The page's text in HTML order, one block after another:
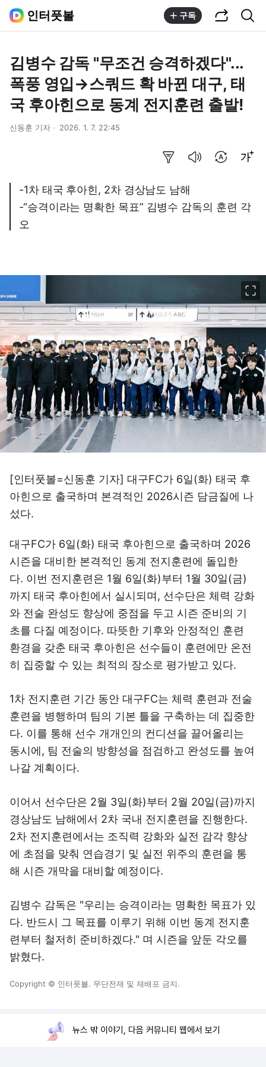
인터풋볼 구독
김병수 감독 "무조건 승격하겠다"...
폭풍 영입→스쿼드 확 바뀐 대구, 태
국 후아힌으로 동계 전지훈련 출발!
신동훈 기자 2026. 1. 7. 22:45
-1차 태국 후아힌, 2차 경상남도 남해
-“승격이라는 명확한 목표” 김병수 감독의 훈련 각
오
[인터풋볼=신동훈 기자] 대구FC가 6일(화) 태국 후
아힌으로 출국하며 본격적인 2026시즌 담금질에 나
섰다.
대구FC가 6일(화) 태국 후아힌으로 출국하며 2026
시즌을 대비한 본격적인 동계 전지훈련에 돌입한
다. 이번 전지훈련은 1월 6일(화)부터 1월 30일(금)
까지 태국 후아힌에서 실시되며, 선수단은 체력 강화
와 전술 완성도 향상에 중점을 두고 시즌 준비의 기
초를 다질 예정이다. 따뜻한 기후와 안정적인 훈련
환경을 갖춘 태국 후아힌은 선수들이 훈련에만 온전
히 집중할 수 있는 최적의 장소로 평가받고 있다.
1차 전지훈련 기간 동안 대구FC는 체력 훈련과 전술
훈련을 병행하며 팀의 기본 틀을 구축하는 데 집중한
다. 이를 통해 선수 개개인의 컨디션을 끌어올리는
동시에, 팀 전술의 방향성을 점검하고 완성도를 높여
나갈 계획이다.
이어서 선수단은 2월 3일(화)부터 2월 20일(금)까지
경상남도 남해에서 2차 국내 전지훈련을 진행한다.
2차 전지훈련에서는 조직력 강화와 실전 감각 향상
에 초점을 맞춰 연습경기 및 실전 위주의 훈련을 통
해 시즌 개막을 대비할 예정이다.
김병수 감독은 "우리는 승격이라는 명확한 목표가 있
다. 반드시 그 목표를 이루기 위해 이번 동계 전지훈
련부터 철저히 준비하겠다." 며 시즌을 앞둔 각오를
밝혔다.
Copyright © 인터풋볼. 무단전재 및 재배포 금지.
뉴스 밖 이야기, 다음 커뮤니티 웹에서 보기